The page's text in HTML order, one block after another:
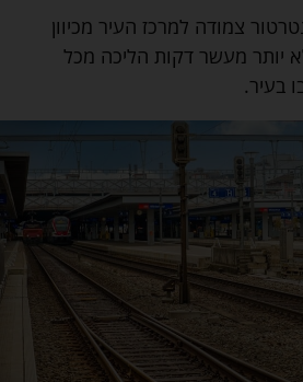
צמודה למרכז העיר מכיוון
מעשר דקות הליכה מכל
בעיר.